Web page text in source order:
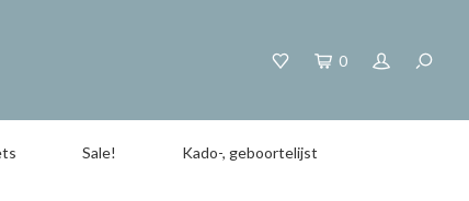
0
Sale! Kado-, geboortelijst